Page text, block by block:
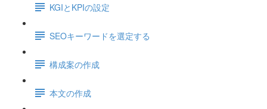
KGIとKPIの設定
SEOキーワードを選定する
構成案の作成
本文の作成